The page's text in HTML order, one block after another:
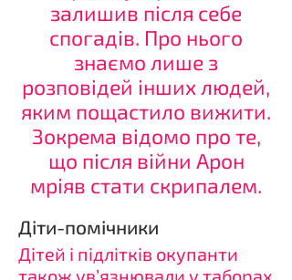
залишив після себе
спогадів. Про нього
знаємо лише з
розповідей інших людей,
яким пощастило вижити.
Зокрема відомо про те,
що після війни Арон
мріяв стати скрипалем.
Діти-помічники
Дітей і підлітків окупанти
також ув’язнювали у таборах